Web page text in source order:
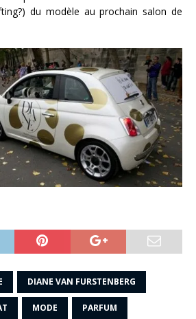
du modèle au prochain salon de
DIANE VAN FURSTENBERG
MODE PARFUM